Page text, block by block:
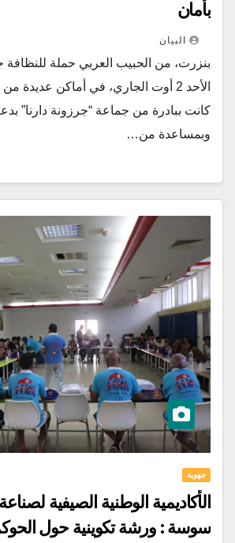
بأمان
البيان
بنزرت، من الحبيب العربي حملة
الأحد 2 أوت الجاري، في أماكن عديدة
كانت ببادرة من جماعة “جرزونة دارنا”
وبمساعدة من…
جهوية
الأكاديمية الوطنية الصيفية
سوسة : ورشة تكوينية حول